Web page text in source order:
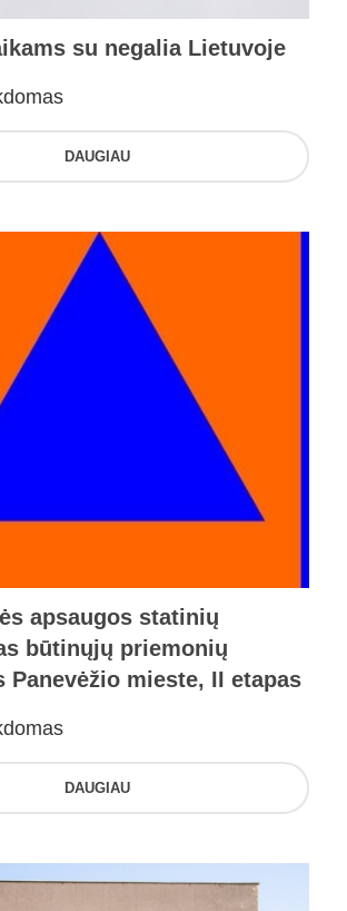
su negalia Lietuvoje
DAUGIAU
apsaugos statinių
būtinųjų priemonių
Panevėžio mieste, II etapas
DAUGIAU